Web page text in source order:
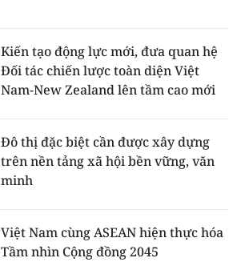
Kiến tạo động lực mới, đưa quan hệ
Đối tác chiến lược toàn diện Việt
Nam-New Zealand lên tầm cao mới
Đô thị đặc biệt cần được xây dựng
trên nền tảng xã hội bền vững, văn
minh
Việt Nam cùng ASEAN hiện thực hóa
Tầm nhìn Cộng đồng 2045